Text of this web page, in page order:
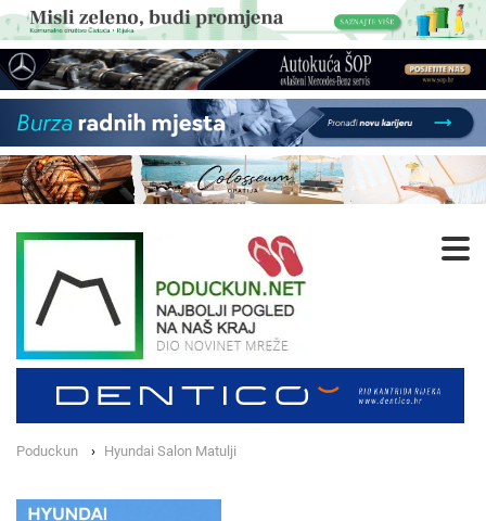
Poduckun Hyundai Salon Matulji